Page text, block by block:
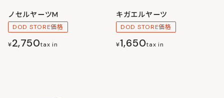
ノセルヤーツM
DOD STORE価格
¥2,750tax in
キガエルヤーツ
DOD STORE価格
¥1,650tax in